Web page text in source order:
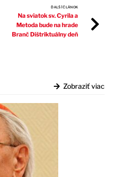
ĎALŠÍ ČLÁNOK
Na sviatok sv. Cyrila a
Metoda bude na hrade
Branč Dištriktuálny deň
Zobraziť viac